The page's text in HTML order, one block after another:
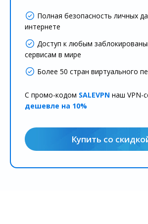
Полная безопасность личных
интернете
Доступ к любым
сервисам в мире
Более 50 стран виртуального
С промо-кодом SALEVPN наш VPN-
дешевле на 10%
Купить со